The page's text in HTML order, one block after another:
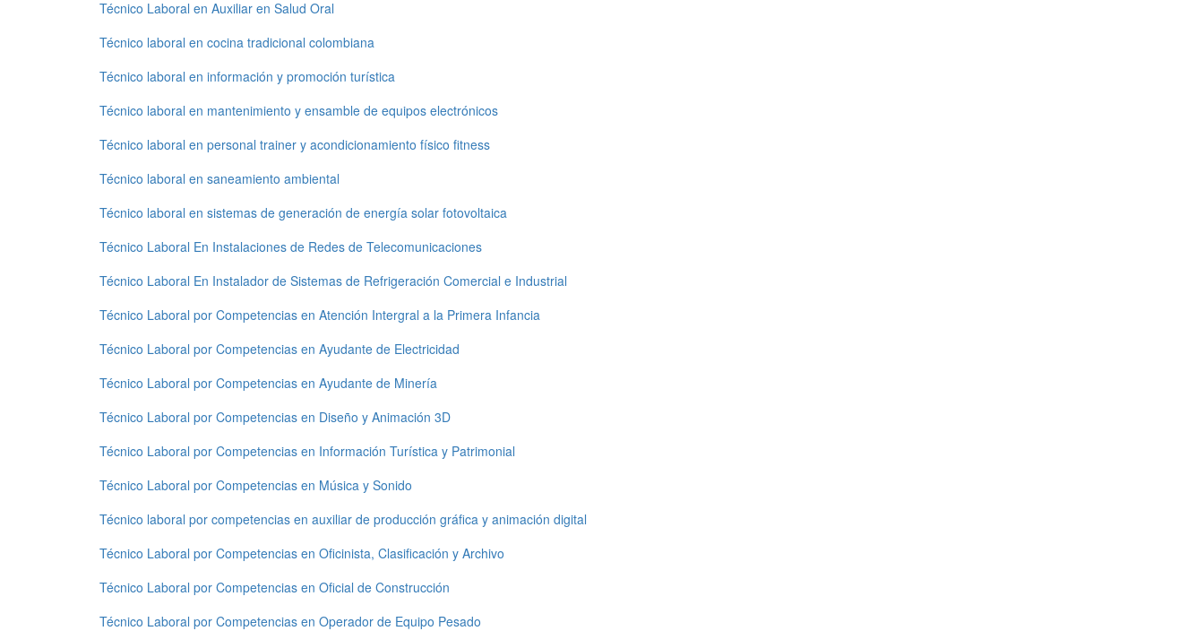
Técnico Laboral en Auxiliar en Salud Oral
Técnico laboral en cocina tradicional colombiana
Técnico laboral en información y promoción turística
Técnico laboral en mantenimiento y ensamble de equipos electrónicos
Técnico laboral en personal trainer y acondicionamiento físico fitness
Técnico laboral en saneamiento ambiental
Técnico laboral en sistemas de generación de energía solar fotovoltaica
Técnico Laboral En Instalaciones de Redes de Telecomunicaciones
Técnico Laboral En Instalador de Sistemas de Refrigeración Comercial e Industrial
Técnico Laboral por Competencias en Atención Intergral a la Primera Infancia
Técnico Laboral por Competencias en Ayudante de Electricidad
Técnico Laboral por Competencias en Ayudante de Minería
Técnico Laboral por Competencias en Diseño y Animación 3D
Técnico Laboral por Competencias en Información Turística y Patrimonial
Técnico Laboral por Competencias en Música y Sonido
Técnico laboral por competencias en auxiliar de producción gráfica y animación digital
Técnico Laboral por Competencias en Oficinista, Clasificación y Archivo
Técnico Laboral por Competencias en Oficial de Construcción
Técnico Laboral por Competencias en Operador de Equipo Pesado